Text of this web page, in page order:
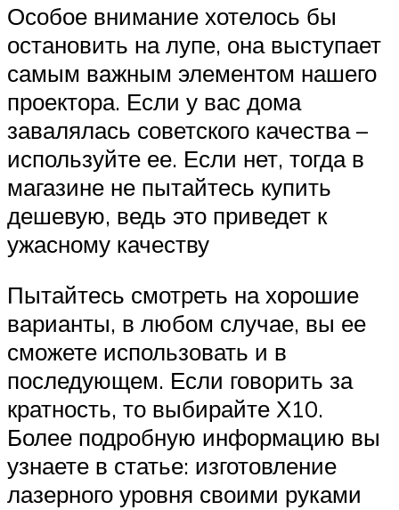
Особое внимание хотелось бы
остановить на лупе, она выступает
самым важным элементом нашего
проектора. Если у вас дома
завалялась советского качества –
используйте ее. Если нет, тогда в
магазине не пытайтесь купить
дешевую, ведь это приведет к
ужасному качеству
Пытайтесь смотреть на хорошие
варианты, в любом случае, вы ее
сможете использовать и в
последующем. Если говорить за
кратность, то выбирайте Х10.
Более подробную информацию вы
узнаете в статье: изготовление
лазерного уровня своими руками